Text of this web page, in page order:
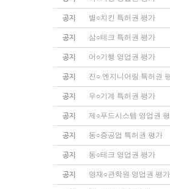
공지 별○치킨 특허권 평가
공지 삼○테크 특허권 평가
공지 어○기행 영업권 평가
공지 진○ 엔지니어링 특허권
공지 우○기계 특허권 평가
공지 제○푸드시스템 영업권
공지 동○중공업 특허권 평가
공지 동○테크 영업권 평가
공지 영재○관학원 영업권 평가